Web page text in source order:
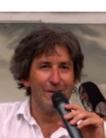
KÖZÉLET
Felhívás a gyermekek
fokozott védelmére a nyári
hőségben
KULTÚRA